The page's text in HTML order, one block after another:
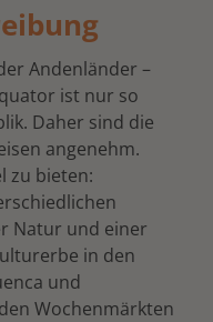
Andenländer –
ist nur so
Daher sind die
angenehm.
zu bieten:
Natur und einer
in den
und
Wochenmärkten